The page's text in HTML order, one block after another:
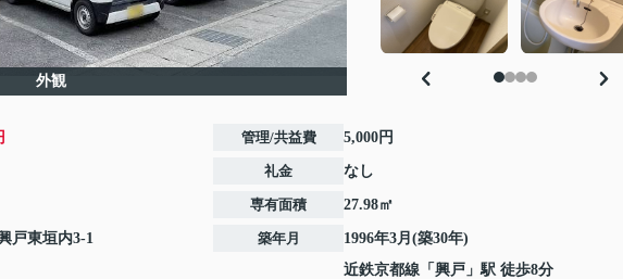
外観
戸東垣内3-1
管理/共益費 5,000円
礼金 なし
専有面積 27.98㎡
築年月 1996年3月(築30年)
近鉄京都線 「 興戸 」駅 徒歩8分